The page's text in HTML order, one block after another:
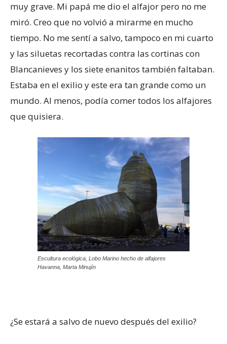
muy grave. Mi papá me dio el alfajor pero no me
miró. Creo que no volvió a mirarme en mucho
tiempo. No me sentí a salvo, tampoco en mi cuarto
y las siluetas recortadas contra las cortinas con
Blancanieves y los siete enanitos también faltaban.
Estaba en el exilio y este era tan grande como un
mundo. Al menos, podía comer todos los alfajores
que quisiera.
Escultura ecológica, Lobo Marino hecho de alfajores
Havanna, Marta Minujín
¿Se estará a salvo de nuevo después del exilio?